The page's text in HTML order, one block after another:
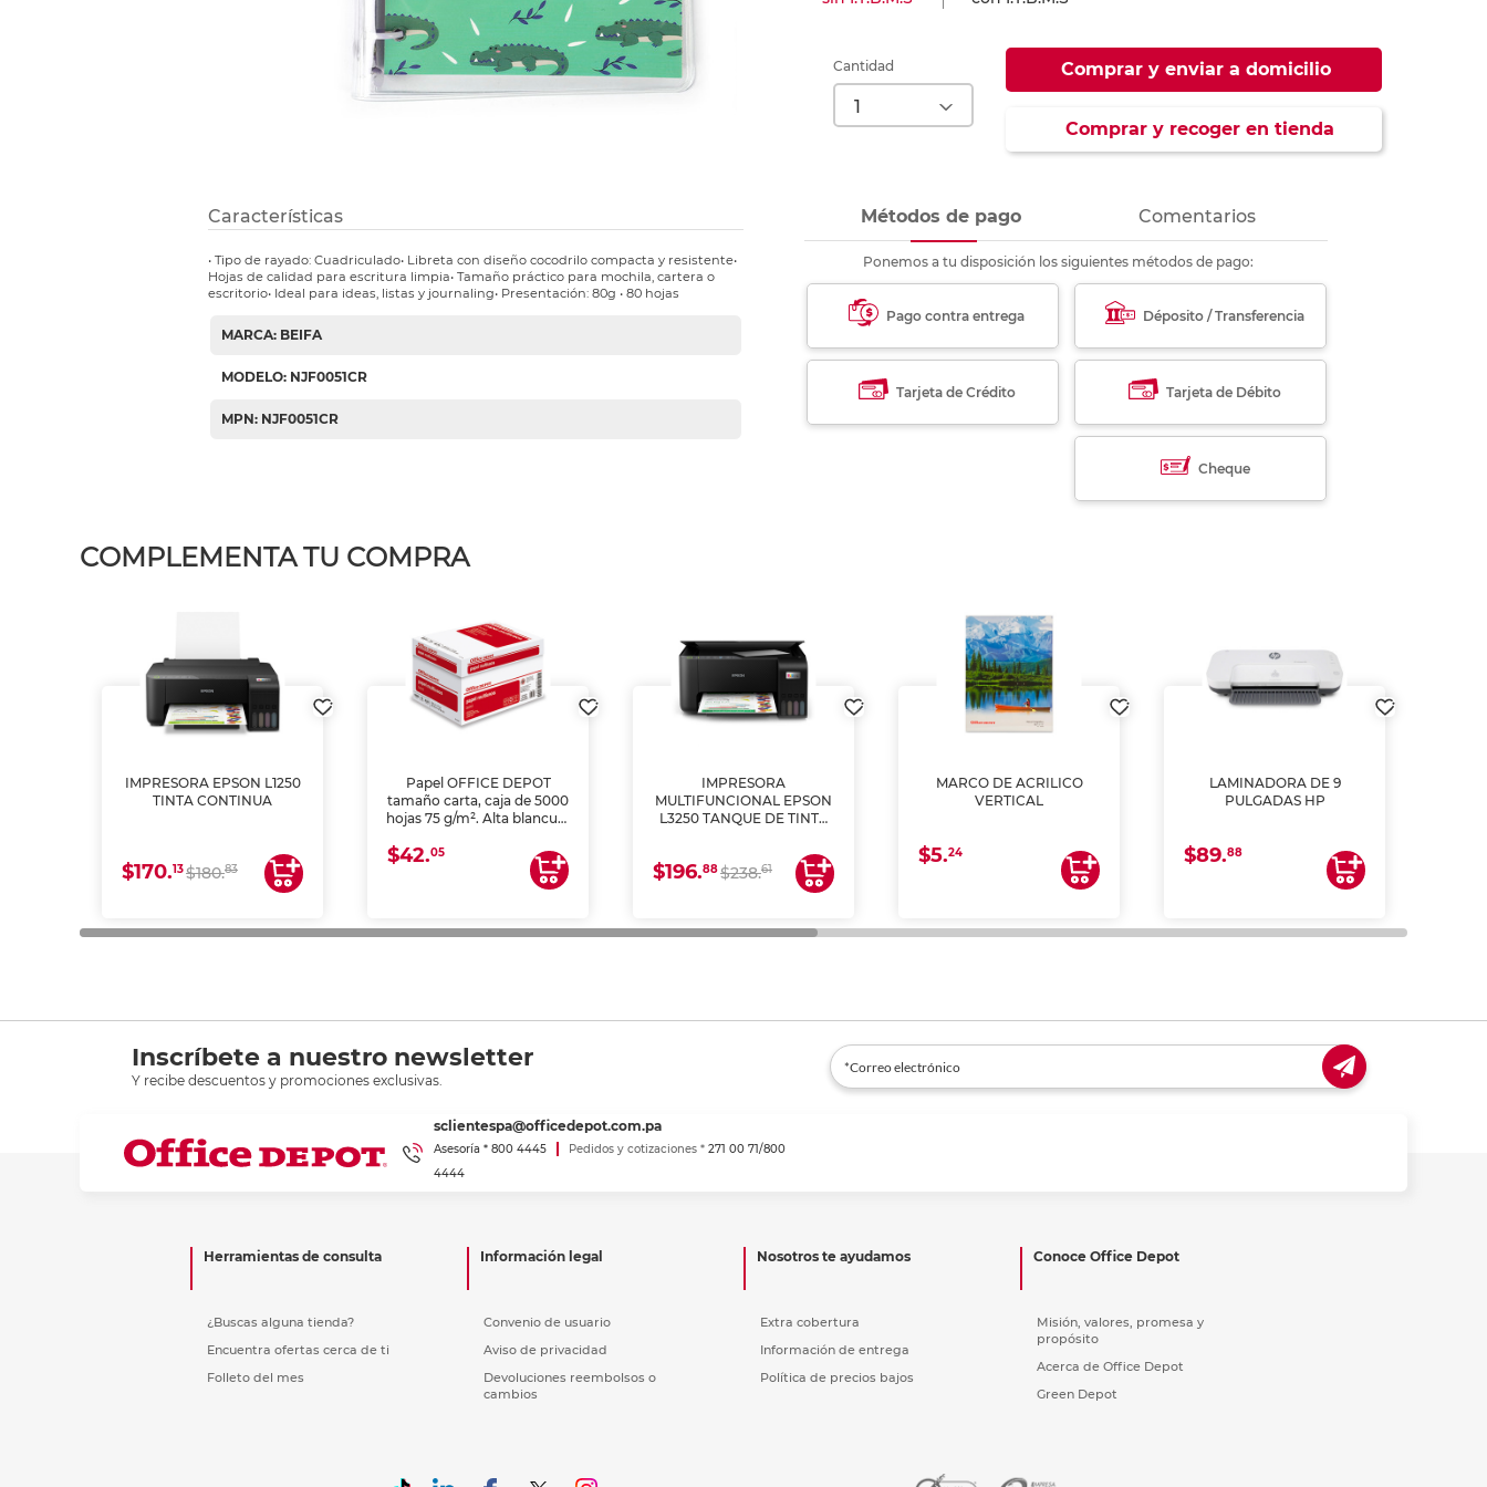
Ver más
Etiquetas inkjet y láser
Refuerzos para carpeta
Ver más
Ver más
Cantidad Comprar y enviar a domicilio
Comprar y recoger en tienda
Características
• Tipo de rayado: Cuadriculado• Libreta con diseño cocodrilo compacta y resistente•
Hojas de calidad para escritura limpia• Tamaño práctico para mochila, cartera o
escritorio• Ideal para ideas, listas y journaling• Presentación: 80g • 80 hojas
MARCA: BEIFA
MODELO: NJF0051CR
MPN: NJF0051CR
Métodos de pago Comentarios
Ponemos a tu disposición los siguientes métodos de pago:
Pago contra entrega Déposito / Transferencia
Tarjeta de Crédito Tarjeta de Débito
Cheque
COMPLEMENTA TU COMPRA
IMPRESORA EPSON L1250
TINTA CONTINUA
$170.13$180.83
Papel OFFICE DEPOT
tamaño carta, caja de 5000
hojas 75 g/m². Alta blancura
láser e inkjet. Ideal para
impresión de alto volumen
en oficinas y negocios.
$42.05
IMPRESORA
MULTIFUNCIONAL EPSON
L3250 TANQUE DE TINTA
$196.88$238.61
MARCO DE ACRILICO
VERTICAL
$5.24
LAMINADORA DE 9
PULGADAS HP
$89.88
Inscríbete a nuestro newsletter
Y recibe descuentos y promociones exclusivas.
sclientespa@officedepot.com.pa
Asesoría * 800 4445 Pedidos y cotizaciones * 271 00 71/800
4444
Herramientas de consulta
¿Buscas alguna tienda?
Encuentra ofertas cerca de ti
Folleto del mes
Información legal
Convenio de usuario
Aviso de privacidad
Devoluciones reembolsos o
cambios
Nosotros te ayudamos
Extra cobertura
Información de entrega
Política de precios bajos
Conoce Office Depot
Misión, valores, promesa y
propósito
Acerca de Office Depot
Green Depot